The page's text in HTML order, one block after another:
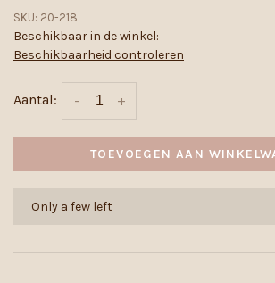
SKU: 20-218
Beschikbaar in de winkel:
Beschikbaarheid controleren
Aantal: +
-
TOEVOEGEN AAN
Only a few left